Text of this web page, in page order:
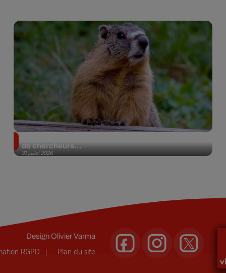
31 juillet 2026
de chercheurs...
DesignOlivier Varma
RGPD Plan du site